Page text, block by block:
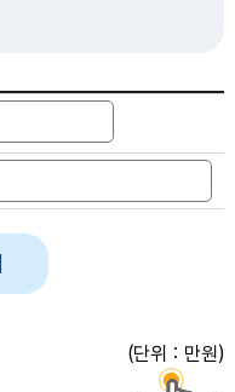
(단위 : 만원)